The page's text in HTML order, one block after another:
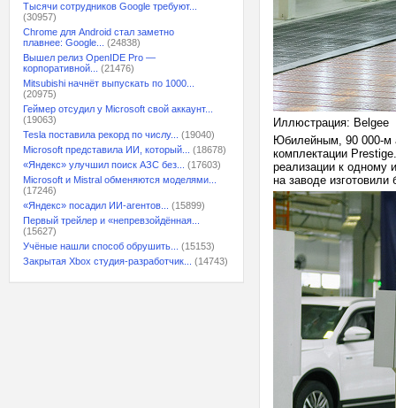
Тысячи сотрудников Google требуют...
(30957)
Chrome для Android стал заметно
плавнее: Google...
(24838)
Вышел релиз OpenIDE Pro —
корпоративной...
(21476)
Mitsubishi начнёт выпускать по 1000...
(20975)
Геймер отсудил у Microsoft свой аккаунт...
(19063)
Tesla поставила рекорд по числу...
(19040)
Microsoft представила ИИ, который...
(18678)
«Яндекс» улучшил поиск АЗС без...
(17603)
Microsoft и Mistral обменяются моделями...
(17246)
«Яндекс» посадил ИИ-агентов...
(15899)
Первый трейлер и «непревзойдённая...
(15627)
Учёные нашли способ обрушить...
(15153)
Закрытая Xbox студия-разработчик...
(14743)
Иллюстрация: Belgee
Юбилейным, 90 000-м
комплектации
реализации к одному
на заводе